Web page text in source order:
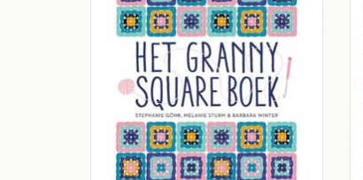
TOEVOEGEN AAN WINKELWAGEN